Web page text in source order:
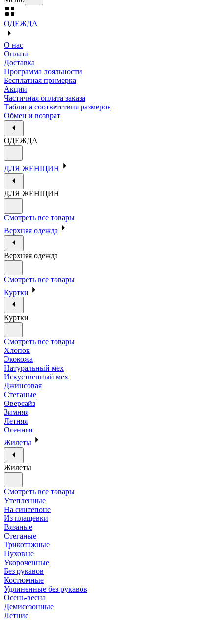
ОДЕЖДА
О нас
Оплата
Доставка
Программа лояльности
Бесплатная примерка
Акции
Частичная оплата заказа
Таблица соответствия размеров
Обмен и возврат
ОДЕЖДА
ДЛЯ ЖЕНЩИН
ДЛЯ ЖЕНЩИН
Смотреть все товары
Верхняя одежда
Верхняя одежда
Смотреть все товары
Куртки
Куртки
Смотреть все товары
Хлопок
Экокожа
Натуральный мех
Искуственный мех
Джинсовая
Стеганые
Оверсайз
Зимняя
Летняя
Осенняя
Жилеты
Жилеты
Смотреть все товары
Утепленные
На синтепоне
Из плащевки
Вязаные
Стеганые
Трикотажные
Пуховые
Укороченные
Без рукавов
Костюмные
Удлиненные без рукавов
Осень-весна
Демисезонные
Летние